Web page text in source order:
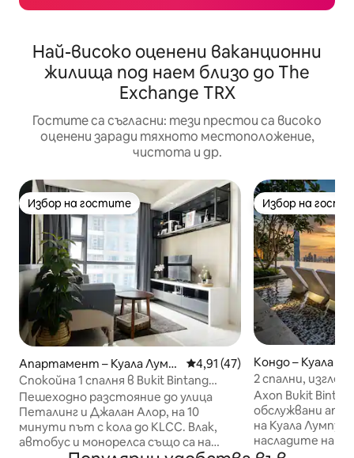
Най-високо оценени ваканционни
жилища под наем близо до The
Exchange TRX
Гостите са съгласни: тези престои са високо
оценени заради тяхното местоположение,
чистота и др.
Избор на гостите
Избор на гостите
Апартамент – Куала Лумп
ур
Средна оценка: 4,91 от 5,
4,91 (47)
Спокойна 1 спалня в Bukit Bintang
KLCC, басейн, БЕЗПЛАТЕН Netflix
Пешеходно разстояние до улица
Петалинг и Джалан Алор, на 10
минути път с кола до KLCC. Влак,
автобус и монорелса също са на
Избор на
Избор на
Кондо – Куала
2 спални, изглед
до Pavilion
​Axon Bukit
обслужвани
на Куала
насладите на